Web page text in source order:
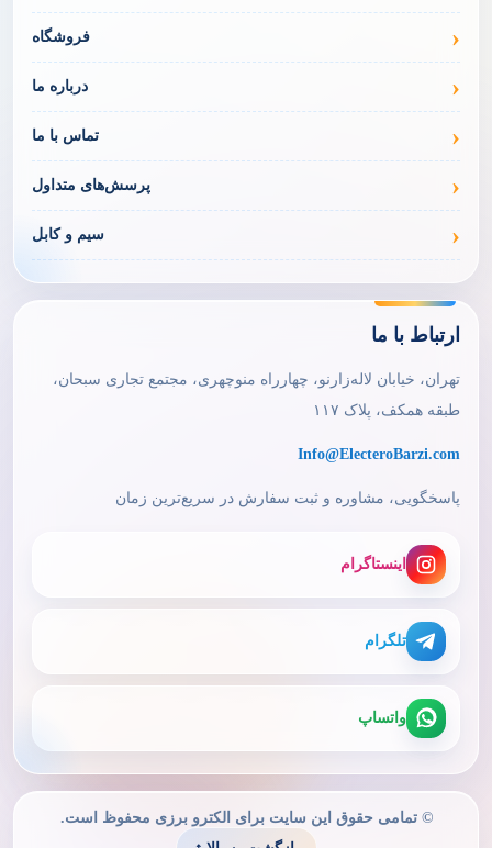
فروشگاه
درباره ما
تماس با ما
پرسش‌های متداول
سیم و کابل
ارتباط با ما
تهران، خیابان لاله‌زارنو، چهارراه منوچهری، مجتمع تجاری سبحان،
طبقه همکف، پلاک ۱۱۷
Info@ElecteroBarzi.com
پاسخگویی، مشاوره و ثبت سفارش در سریع‌ترین زمان
اینستاگرام
تلگرام
واتساپ
© تمامی حقوق این سایت برای الکترو برزی محفوظ است.